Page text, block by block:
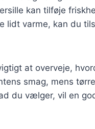
kan tilføje
lidt varme, kan du
at overveje,
smag, mens
du vælger, vil en